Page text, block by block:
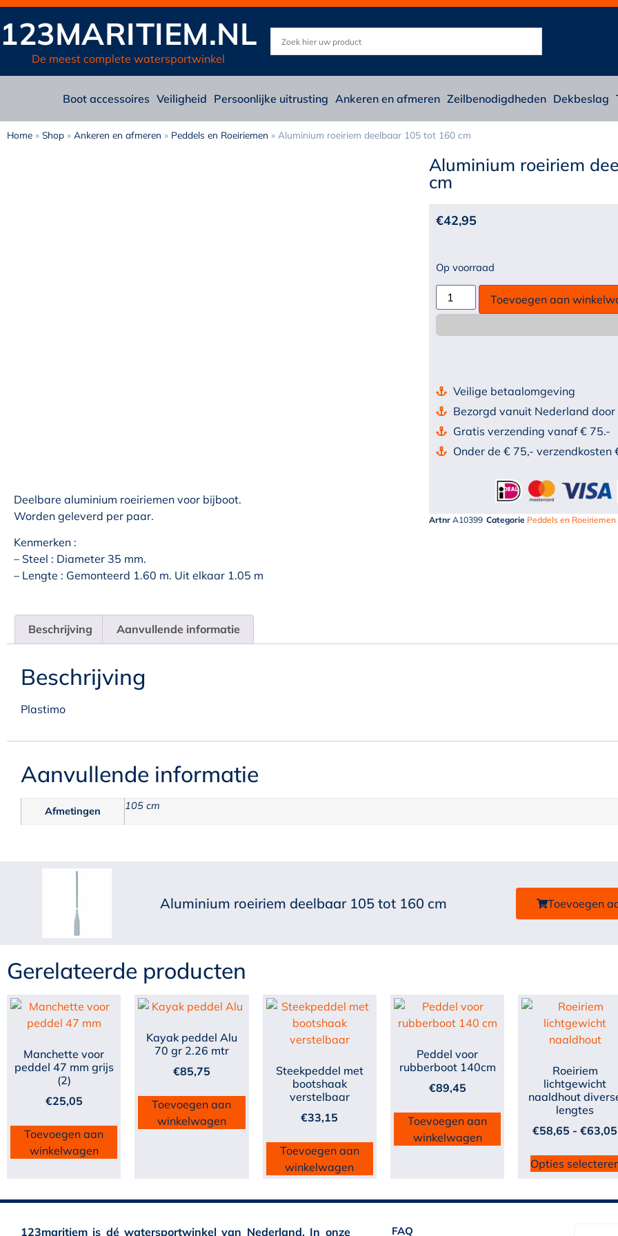
123MARITIEM.NL
De meest complete watersportwinkel
Boot accessoires Veiligheid Persoonlijke uitrusting Ankeren en afmeren Zeilbenodigdheden Dekbeslag
Home » Shop » Ankeren en afmeren » Peddels en Roeiriemen » Aluminium roeiriem deelbaar 105 tot 160 cm
Deelbare aluminium roeiriemen voor bijboot.
Worden geleverd per paar.
Kenmerken :
– Steel : Diameter 35 mm.
– Lengte : Gemonteerd 1.60 m. Uit elkaar 1.05 m
Aluminium roeiriem
cm
€42,95
Op voorraad
Toevoegen aan
Veilige betaalomgeving
Bezorgd vanuit Nederland door
Gratis verzending vanaf € 75.-
Onder de € 75,- verzendkosten
Artnr A10399 Categorie Peddels en Roeiriemen
Beschrijving Aanvullende informatie
Beschrijving
Plastimo
Aanvullende informatie
Afmetingen 105 cm
Aluminium roeiriem deelbaar 105 tot 160 cm Toevoegen
Gerelateerde producten
Manchette voor
peddel 47 mm grijs
(2)
€25,05
Toevoegen aan
winkelwagen
Kayak peddel Alu
70 gr 2.26 mtr
€85,75
Toevoegen aan
winkelwagen
Steekpeddel met
bootshaak
verstelbaar
€33,15
Toevoegen aan
winkelwagen
Peddel voor
rubberboot 140cm
€89,45
Toevoegen aan
winkelwagen
Roeiriem
lichtgewicht
naaldhout
lengtes
€58,65 - €63,05
Opties
123maritiem is dé watersportwinkel van Nederland. In onze FAQ